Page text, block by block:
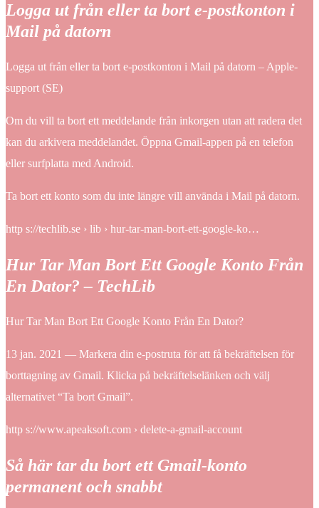
Logga ut från eller ta bort e-postkonton i
Mail på datorn
Logga ut från eller ta bort e-postkonton i Mail på datorn – Apple-
support (SE)
Om du vill ta bort ett meddelande från inkorgen utan att radera det
kan du arkivera meddelandet. Öppna Gmail-appen på en telefon
eller surfplatta med Android.
Ta bort ett konto som du inte längre vill använda i Mail på datorn.
http s://techlib.se › lib › hur-tar-man-bort-ett-google-ko…
Hur Tar Man Bort Ett Google Konto Från
En Dator? – TechLib
Hur Tar Man Bort Ett Google Konto Från En Dator?
13 jan. 2021 — Markera din e-postruta för att få bekräftelsen för
borttagning av Gmail. Klicka på bekräftelselänken och välj
alternativet “Ta bort Gmail”.
http s://www.apeaksoft.com › delete-a-gmail-account
Så här tar du bort ett Gmail-konto
permanent och snabbt